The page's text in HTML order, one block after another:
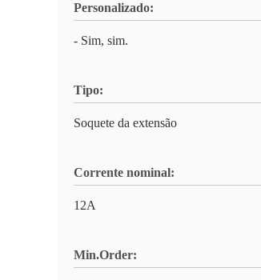
Personalizado:
- Sim, sim.
Tipo:
Soquete da extensão
Corrente nominal:
12A
Min.Order: